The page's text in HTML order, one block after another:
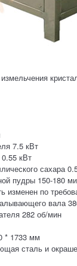
7.5 кВт
кВт
сахара
пудры 150-180
изменен по
вала
282 об/мин
* 1733 мм
сталь и